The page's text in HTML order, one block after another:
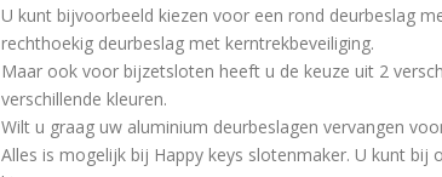
U kunt bijvoorbeeld kiezen voor een rond deurbeslag
rechthoekig deurbeslag met kerntrekbeveiliging.
Maar ook voor bijzetsloten heeft u de keuze uit 2
verschillende kleuren.
Wilt u graag uw aluminium deurbeslagen vervangen
Alles is mogelijk bij Happy keys slotenmaker. U kunt bij